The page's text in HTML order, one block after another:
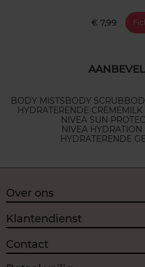
€ 7,99
BODY MISTSBODY SCRUB
HYDRATERENDE CRÈMEMILK
NIVEA SUN
NIVEA
HYDRATERENDE
Over ons
Klantendienst
Contact